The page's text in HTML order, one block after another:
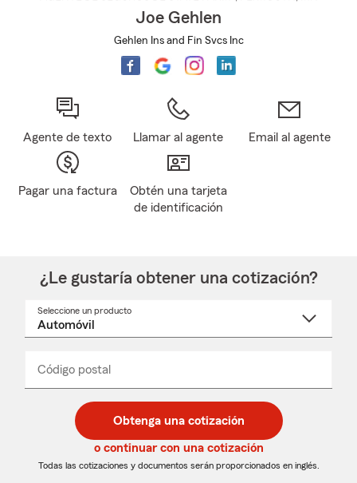
Joe Gehlen
Gehlen Ins and Fin Svcs Inc
Agente de texto Llamar al agente Email al agente
Pagar una factura
Obtén una tarjeta
de identificación
¿Le gustaría obtener una cotización?
Seleccione un producto
desplegable
Código postal
de
5
dígitos
de
5
dígitos
_____
Obtenga una cotización
o continuar con una cotización
Todas las cotizaciones y documentos serán proporcionados en inglés.